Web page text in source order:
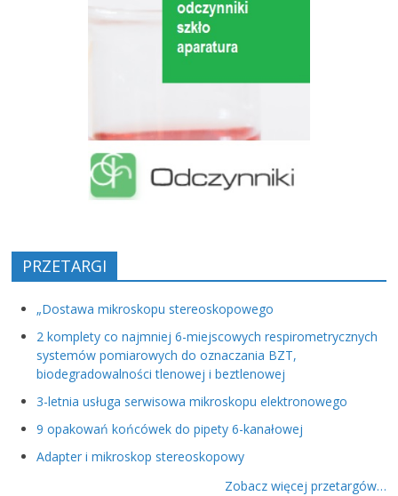
PRZETARGI
„Dostawa mikroskopu stereoskopowego
2 komplety co najmniej 6-miejscowych respirometrycznych
systemów pomiarowych do oznaczania BZT,
biodegradowalności tlenowej i beztlenowej
3-letnia usługa serwisowa mikroskopu elektronowego
9 opakowań końcówek do pipety 6-kanałowej
Adapter i mikroskop stereoskopowy
Zobacz więcej przetargów…